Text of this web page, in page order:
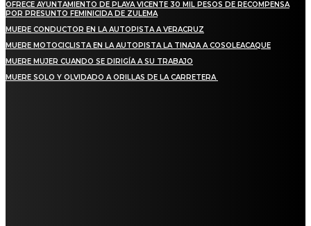
OFRECE AYUNTAMIENTO DE PLAYA VICENTE 30 MIL PESOS DE RECOMPENSA
POR PRESUNTO FEMINICIDA DE ZULEMA
MUERE CONDUCTOR EN LA AUTOPISTA A VERACRUZ
MUERE MOTOCICLISTA EN LA AUTOPISTA LA TINAJA A COSOLEACAQUE
MUERE MUJER CUANDO SE DIRIGÍA A SU TRABAJO
MUERE SOLO Y OLVIDADO A ORILLAS DE LA CARRETERA